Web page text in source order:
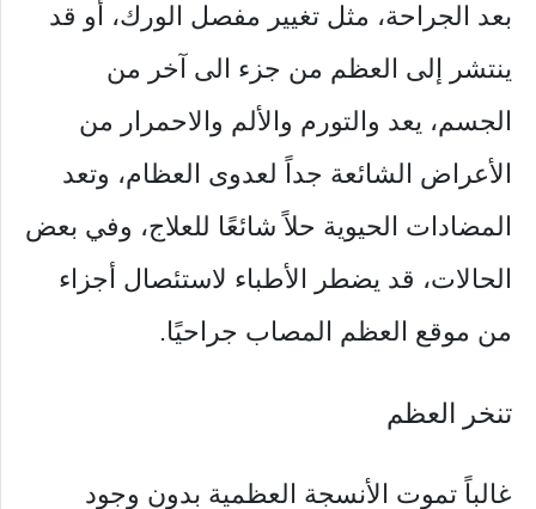
بعد الجراحة، مثل تغيير مفصل الورك، أو قد
ينتشر إلى العظم من جزء الى آخر من
الجسم، يعد والتورم والألم والاحمرار من
الأعراض الشائعة جداً لعدوى العظام، وتعد
المضادات الحيوية حلاً شائعًا للعلاج، وفي بعض
الحالات، قد يضطر الأطباء لاستئصال أجزاء
من موقع العظم المصاب جراحيًا.
تنخر العظم
غالباً تموت الأنسجة العظمية بدون وجود